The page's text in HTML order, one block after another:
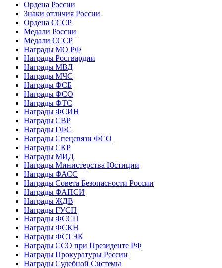
Ордена России
Знаки отличия России
Ордена СССР
Медали России
Медали СССР
Награды МО РФ
Награды Росгвардии
Награды МВД
Награды МЧС
Награды ФСБ
Награды ФСО
Награды ФТС
Награды ФСИН
Награды СВР
Награды ГФС
Награды Спецсвязи ФСО
Награды СКР
Награды МИД
Награды Министерства Юстиции
Награды ФАСС
Награды Совета Безопасности России
Награды ФАПСИ
Награды ЖДВ
Награды ГУСП
Награды ФССП
Награды ФСКН
Награды ФСТЭК
Награды ССО при Президенте РФ
Награды Прокуратуры России
Награды Судебной Системы